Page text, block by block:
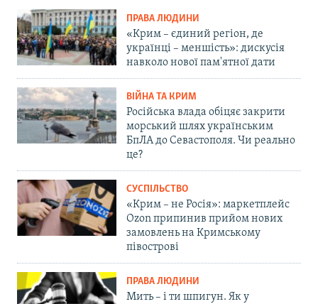
ПРАВА ЛЮДИНИ
«Крим – єдиний регіон, де
українці – меншість»: дискусія
навколо нової пам'ятної дати
ВІЙНА ТА КРИМ
Російська влада обіцяє закрити
морський шлях українським
БпЛА до Севастополя. Чи реально
це?
СУСПІЛЬСТВО
«Крим – не Росія»: маркетплейс
Ozon припинив прийом нових
замовлень на Кримському
півострові
ПРАВА ЛЮДИНИ
Мить – і ти шпигун. Як у